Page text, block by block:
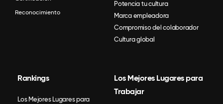
Reconocimiento
Potencia tu cultura
Marca empleadora
Compromiso del colaborador
Cultura global
Rankings
Los Mejores Lugares para
Los Mejores Lugares para
Trabajar